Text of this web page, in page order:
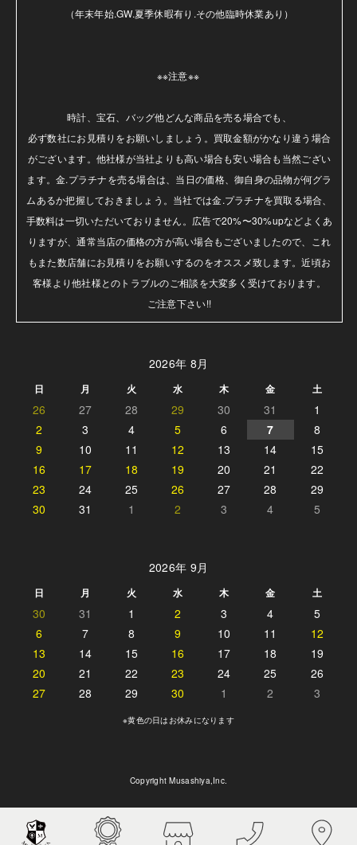
（年末年始.GW.夏季休暇有り.その他臨時休業あり）
※※注意※※
時計、宝石、バッグ他どんな商品を売る場合でも、
必ず数社にお見積りをお願いしましょう。買取金額がかなり違う場合
がございます。他社様が当社よりも高い場合も安い場合も当然ござい
ます。金.プラチナを売る場合は、当日の価格、御自身の品物が何グラ
ムあるか把握しておきましょう。当社では金.プラチナを買取る場合、
手数料は一切いただいておりません。広告で20%〜30%upなどよくあ
りますが、通常当店の価格の方が高い場合もございましたので、これ
もまた数店舗にお見積りをお願いするのをオススメ致します。近頃お
客様より他社様とのトラブルのご相談を大変多く受けております。
ご注意下さい!!
2026年 8月
日 月 火 水 木 金 土
26 27 28 29 30 31
1
2
3 4 5 6 7
8
9
10 11 12 13 14
15
16
17 18 19 20 21
22
23
24 25 26 27 28
29
30
31 1 2 3 4 5
2026年 9月
日 月 火 水 木 金 土
30 31 1 2 3 4
5
6
7 8 9 10 11
12
13
14 15 16 17 18
19
20
21 22 23 24 25
26
27
28 29 30 1 2 3
※黄色の日はお休みになります
Copyright Musashiya,Inc.